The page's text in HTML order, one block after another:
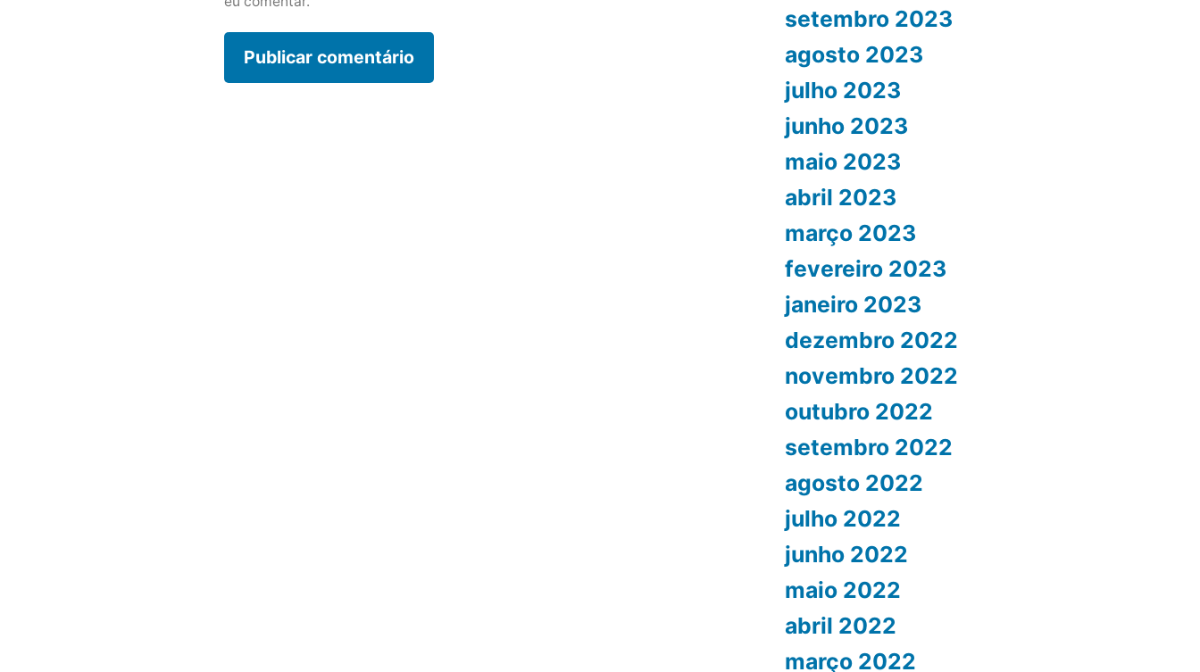
setembro 2023
agosto 2023
julho 2023
junho 2023
maio 2023
abril 2023
março 2023
fevereiro 2023
janeiro 2023
dezembro 2022
novembro 2022
outubro 2022
setembro 2022
agosto 2022
julho 2022
junho 2022
maio 2022
abril 2022
março 2022